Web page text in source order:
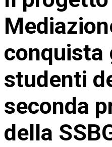
conquista
studenti
seconda
della